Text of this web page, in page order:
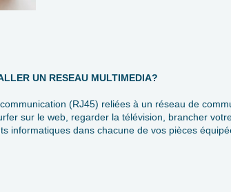
UN RESEAU MULTIMEDIA?
(RJ45) reliées à un réseau de
sur le web, regarder la télévision, brancher
informatiques dans chacune de vos pièces